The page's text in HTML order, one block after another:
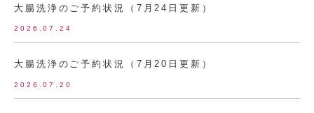
大腸洗浄のご予約状況（7月24日更新）
2026.07.24
大腸洗浄のご予約状況（7月20日更新）
2026.07.20